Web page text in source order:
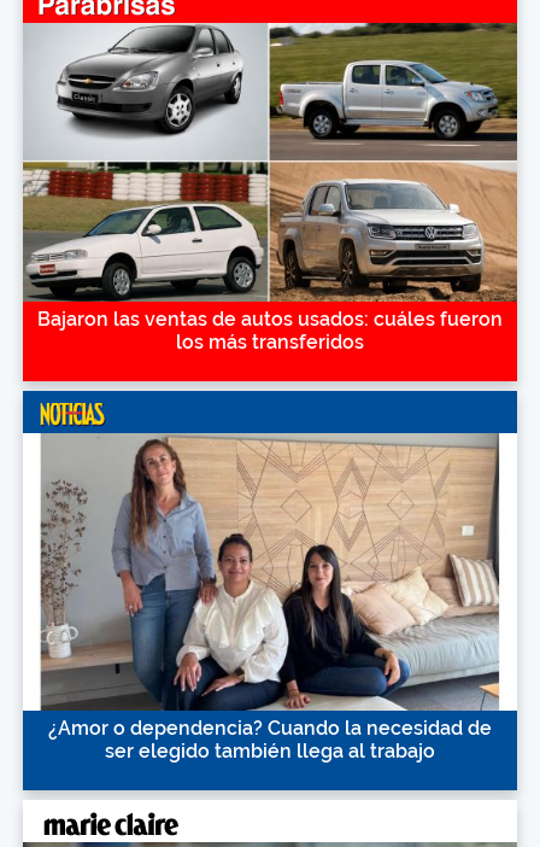
Bajaron las ventas de autos usados: cuáles fueron
los más transferidos
¿Amor o dependencia? Cuando la necesidad de
ser elegido también llega al trabajo